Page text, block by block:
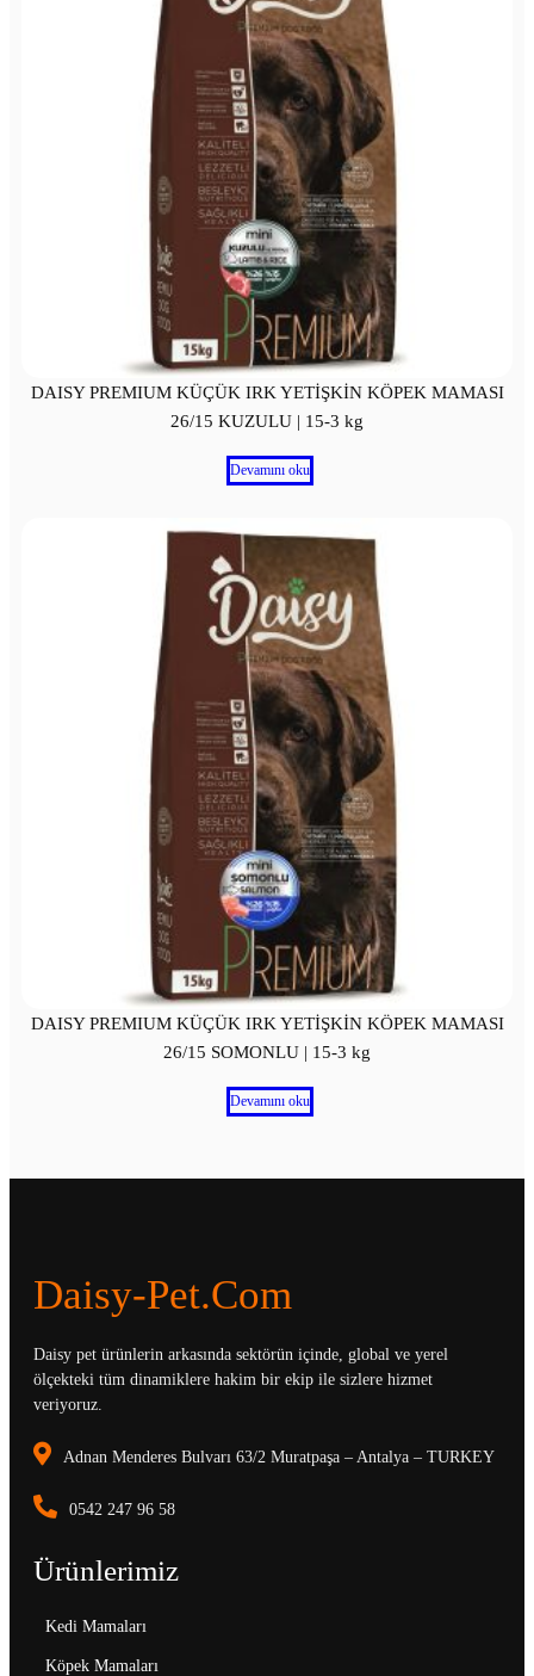
DAISY PREMIUM KÜÇÜK IRK YETİŞKİN KÖPEK MAMASI
26/15 KUZULU | 15-3 kg
Devamını oku
DAISY PREMIUM KÜÇÜK IRK YETİŞKİN KÖPEK MAMASI
26/15 SOMONLU | 15-3 kg
Devamını oku
Daisy-Pet.com
Daisy pet ürünlerin arkasında sektörün içinde, global ve yerel
ölçekteki tüm dinamiklere hakim bir ekip ile sizlere hizmet
veriyoruz.
Adnan Menderes Bulvarı 63/2 Muratpaşa – Antalya – TURKEY
0542 247 96 58
Ürünlerimiz
Kedi Mamaları
Köpek Mamaları